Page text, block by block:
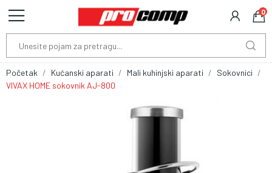
0
Početak Kućanski aparati Mali kuhinjski aparati
Sokovnici
VIVAX HOME sokovnik AJ-800